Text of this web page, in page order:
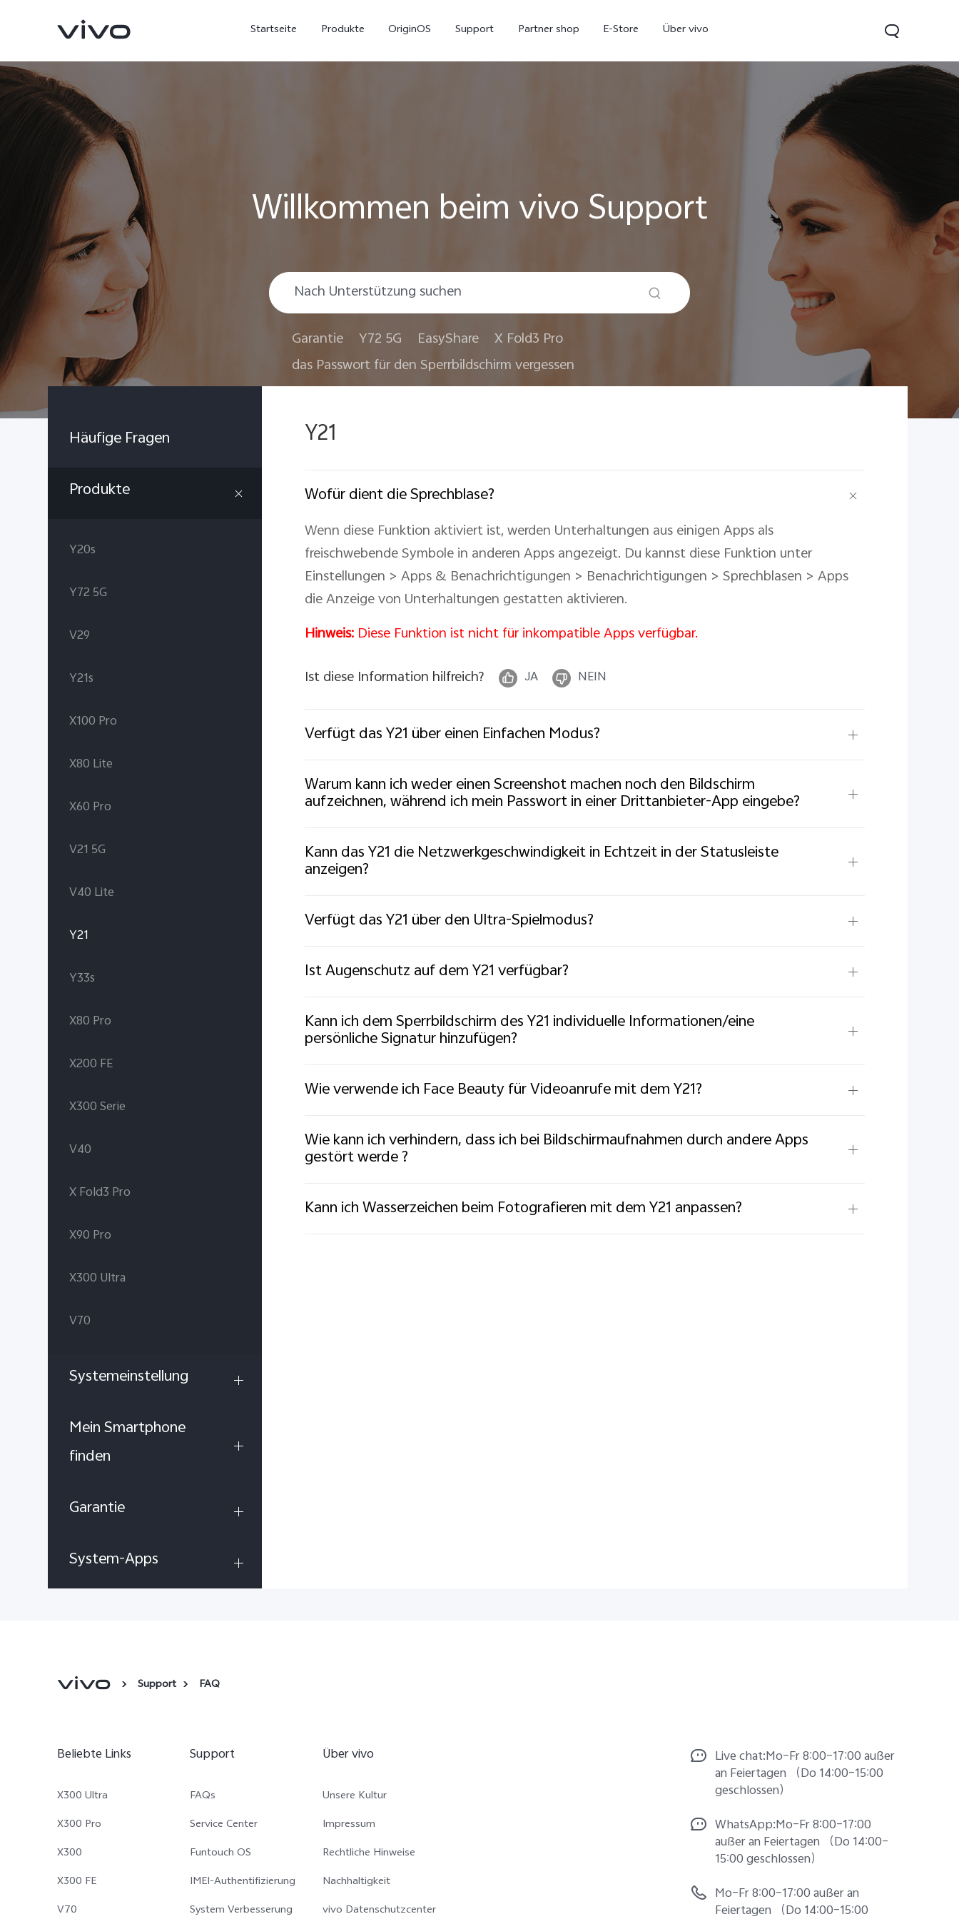
Startseite Produkte OriginOS Support Partner shop E-Store Über vivo
X300 Ultra neu Y21 5G neu vivo Watch GT 2
Willkommen beim vivo Support
Garantie Y72 5G EasyShare
X Fold3 Pro
das Passwort für den Sperrbildschirm vergessen
Häufige Fragen
Produkte
Y20s
Y72 5G
V29
Y21s
X100 Pro
X80 Lite
X60 Pro
V21 5G
V40 Lite
Y21
Y33s
X80 Pro
X200 FE
X300 Serie
V40
X Fold3 Pro
X90 Pro
X300 Ultra
V70
Systemeinstellung
Mein Smartphone
finden
Garantie
System-Apps
Y21
Wofür dient die Sprechblase?
Wenn diese Funktion aktiviert ist, werden Unterhaltungen aus einigen Apps als
freischwebende Symbole in anderen Apps angezeigt. Du kannst diese Funktion unter
Einstellungen > Apps & Benachrichtigungen > Benachrichtigungen > Sprechblasen > Apps
die Anzeige von Unterhaltungen gestatten aktivieren.
Hinweis: Diese Funktion ist nicht für inkompatible Apps verfügbar.
Ist diese Information hilfreich?
JA NEIN
Verfügt das Y21 über einen Einfachen Modus?
Warum kann ich weder einen Screenshot machen noch den Bildschirm
aufzeichnen, während ich mein Passwort in einer Drittanbieter-App eingebe?
Kann das Y21 die Netzwerkgeschwindigkeit in Echtzeit in der Statusleiste
anzeigen?
Verfügt das Y21 über den Ultra-Spielmodus?
Ist Augenschutz auf dem Y21 verfügbar?
Kann ich dem Sperrbildschirm des Y21 individuelle Informationen/eine
persönliche Signatur hinzufügen?
Wie verwende ich Face Beauty für Videoanrufe mit dem Y21?
Wie kann ich verhindern, dass ich bei Bildschirmaufnahmen durch andere Apps
gestört werde ?
Kann ich Wasserzeichen beim Fotografieren mit dem Y21 anpassen?
Support FAQ
Beliebte Links
X300 Ultra
X300 Pro
X300
X300 FE
V70
Support
FAQs
Service Center
Funtouch OS
IMEI-Authentifizierung
System Verbesserung
Über vivo
Unsere Kultur
Impressum
Rechtliche Hinweise
Nachhaltigkeit
vivo Datenschutzcenter
Live chat:Mo–Fr 8:00–17:00 außer
an Feiertagen （Do 14:00–15:00
geschlossen）
WhatsApp:Mo–Fr 8:00–17:00
außer an Feiertagen （Do 14:00–
15:00 geschlossen）
Mo–Fr 8:00–17:00 außer an
Feiertagen （Do 14:00–15:00